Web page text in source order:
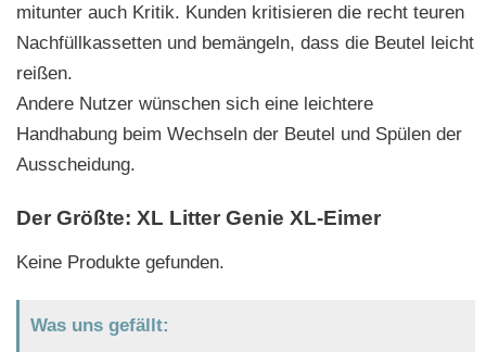
mitunter auch Kritik. Kunden kritisieren die recht teuren
Nachfüllkassetten und bemängeln, dass die Beutel leicht
reißen.
Andere Nutzer wünschen sich eine leichtere
Handhabung beim Wechseln der Beutel und Spülen der
Ausscheidung.
Der Größte: XL Litter Genie XL-Eimer
Keine Produkte gefunden.
Was uns gefällt: